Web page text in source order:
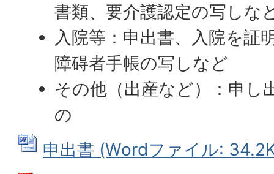
書類、要介護認定の写しな
入院等：申出書、入院を証
障碍者手帳の写しなど
その他（出産など）：申し
の
申出書 (Wordファイル: